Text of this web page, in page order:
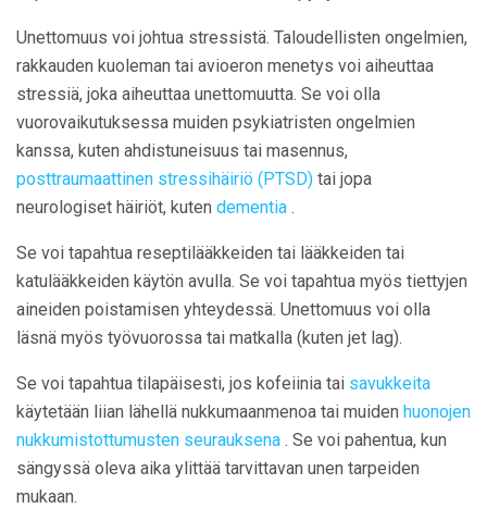
Unettomuus voi johtua stressistä. Taloudellisten ongelmien,
rakkauden kuoleman tai avioeron menetys voi aiheuttaa
stressiä, joka aiheuttaa unettomuutta. Se voi olla
vuorovaikutuksessa muiden psykiatristen ongelmien
kanssa, kuten ahdistuneisuus tai masennus,
posttraumaattinen stressihäiriö (PTSD) tai jopa
neurologiset häiriöt, kuten dementia .
Se voi tapahtua reseptilääkkeiden tai lääkkeiden tai
katulääkkeiden käytön avulla. Se voi tapahtua myös tiettyjen
aineiden poistamisen yhteydessä. Unettomuus voi olla
läsnä myös työvuorossa tai matkalla (kuten jet lag).
Se voi tapahtua tilapäisesti, jos kofeiinia tai savukkeita
käytetään liian lähellä nukkumaanmenoa tai muiden huonojen
nukkumistottumusten seurauksena . Se voi pahentua, kun
sängyssä oleva aika ylittää tarvittavan unen tarpeiden
mukaan.